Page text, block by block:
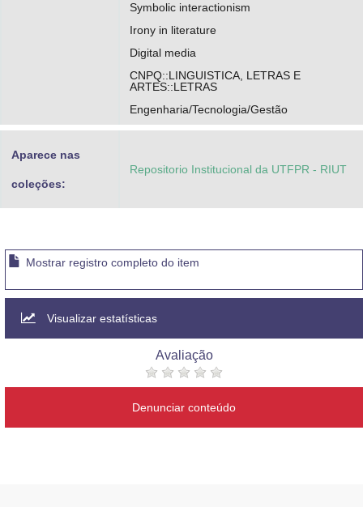
Symbolic interactionism
Irony in literature
Digital media
CNPQ::LINGUISTICA, LETRAS E
ARTES::LETRAS
Engenharia/Tecnologia/Gestão
Aparece nas
coleções:
Repositorio Institucional da UTFPR - RIUT
Mostrar registro completo do item
Visualizar estatísticas
Avaliação
Denunciar conteúdo